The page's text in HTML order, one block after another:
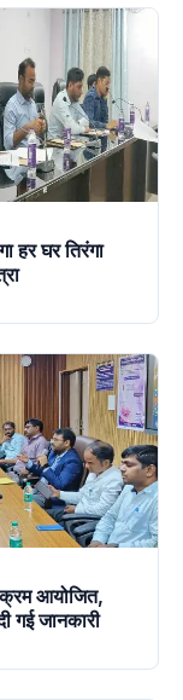
हर घर तिरंगा
आयोजित,
गई जानकारी